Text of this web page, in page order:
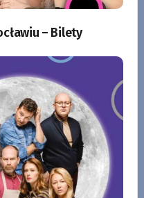
– Bilety